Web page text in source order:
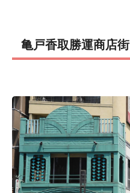
亀戸香取勝運商店街